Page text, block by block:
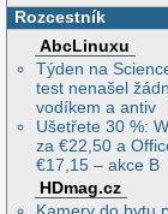
Rozcestník
AbcLinuxu
Týden na
test nenašel
vodíkem a antiv
Ušetřete 30 %:
za €22,50 a
€17,15 – akce B
HDmag.cz